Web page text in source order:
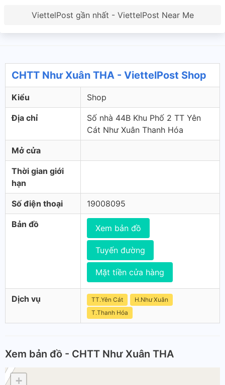
ViettelPost gần nhất - ViettelPost Near Me
CHTT Như Xuân THA - ViettelPost Shop
Kiểu Shop
Địa chỉ
Số nhà 44B Khu Phố 2 TT Yên
Cát Như Xuân Thanh Hóa
Mở cửa
Thời gian giới
hạn
Số điện thoại 19008095
Bản đồ Xem bản đồ
Tuyến đường
Mặt tiền cửa hàng
Dịch vụ TT.Yên Cát
H.Như Xuân
T.Thanh Hóa
Xem bản đồ - CHTT Như Xuân THA
+